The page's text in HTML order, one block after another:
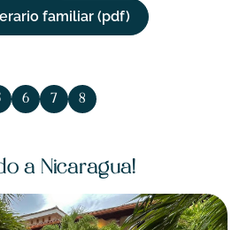
familiar (pdf)
6 7 8
a Nicaragua!